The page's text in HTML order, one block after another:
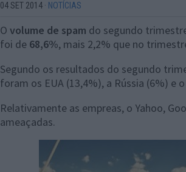
04 SET 2014 · NOTÍCIAS
O volume de spam do segundo
foi de 68,6%, mais 2,2% que no
Segundo os resultados do segundo
foram os EUA (13,4%), a Rússia (6%) e
Relativamente as empreas, o Yahoo,
ameaçadas.